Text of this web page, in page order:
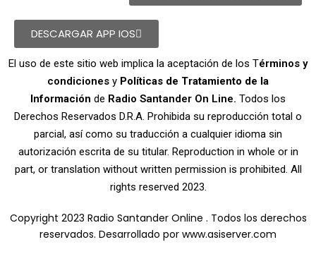
DESCARGAR APP IOS
El uso de este sitio web implica la aceptación de los Términos y
condiciones y Políticas de Tratamiento de la
Información de Radio Santander On Line. Todos los
Derechos Reservados D.R.A. Prohibida su reproducción total o
parcial, así como su traducción a cualquier idioma sin
autorización escrita de su titular. Reproduction in whole or in
part, or translation without written permission is prohibited. All
rights reserved 2023.
Copyright 2023 Radio Santander Online . Todos los derechos
reservados. Desarrollado por www.asiserver.com